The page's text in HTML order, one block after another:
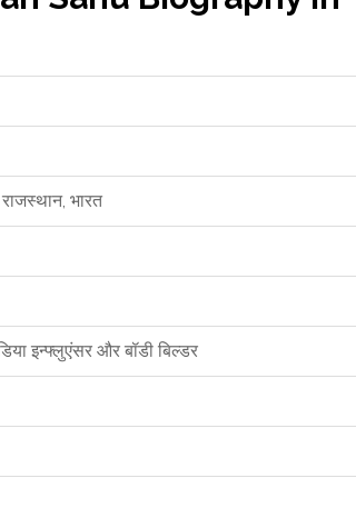
भारत
इन्फ्लुएंसर और बॉडी बिल्डर